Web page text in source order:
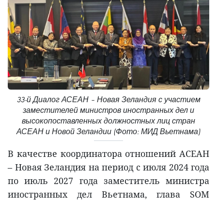
33-й Диалог АСЕАН – Новая Зеландия с участием
заместителей министров иностранных дел и
высокопоставленных должностных лиц стран
АСЕАН и Новой Зеландии (Фото: МИД Вьетнама)
В качестве координатора отношений АСЕАН
– Новая Зеландия на период с июля 2024 года
по июль 2027 года заместитель министра
иностранных дел Вьетнама, глава SOM